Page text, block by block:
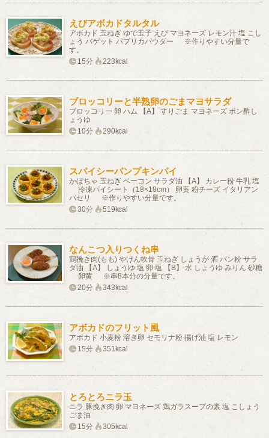
えびアボカドタルタル
アボカド 玉ねぎ ゆで玉子 えび マヨネーズ レモン汁 塩 こし
ょう バゲット パプリカパウダー ※作りやすい分量で
す。
15分
223kcal
ブロッコリーと半熟卵のごまマヨサラダ
ブロッコリー 卵 ハム 【A】 すりごま マヨネーズ ポン酢し
ょうゆ
10分
290kcal
スパイシーパンプキンパイ
かぼちゃ 玉ねぎ ベーコン サラダ油 【A】 カレー粉 牛乳 塩
冷凍パイシート（18×18cm） 卵黄 粉チーズ イタリアン
パセリ ※作りやすい分量です。
30分
519kcal
なんこつ入りつくね串
鶏挽き肉(もも) やげん軟骨 玉ねぎ しょうが 酒 パン粉 サラ
ダ油 【A】 しょうゆ 塩 卵 塩 【B】 水 しょうゆ みりん 砂糖
卵黄 ※串8本分の分量です。
20分
343kcal
アボカドのフリット風
アボカド 小麦粉 溶き卵 セモリナ粉 揚げ油 塩 レモン
15分
351kcal
とろとろニラ玉
ニラ 豚挽き肉 卵 マヨネーズ 鶏ガラスープの素 塩 こしょう
ごま油
15分
305kcal